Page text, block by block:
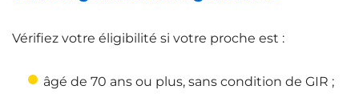
Vérifiez votre éligibilité si votre proche est :
âgé de 70 ans ou plus, sans condition de GIR ;